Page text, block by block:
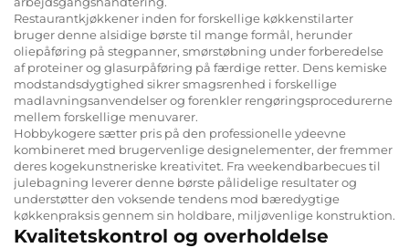
Restaurantkjøkkener inden for forskellige køkkenstilarter
bruger denne alsidige børste til mange formål, herunder
oliepåføring på stegpanner, smørstøbning under forberedelse
af proteiner og glasurpåføring på færdige retter. Dens kemiske
modstandsdygtighed sikrer smagsrenhed i forskellige
madlavningsanvendelser og forenkler rengøringsprocedurerne
mellem forskellige menuvarer.
Hobbykogere sætter pris på den professionelle ydeevne
kombineret med brugervenlige designelementer, der fremmer
deres kogekunstneriske kreativitet. Fra weekendbarbecues til
julebagning leverer denne børste pålidelige resultater og
understøtter den voksende tendens mod bæredygtige
køkkenpraksis gennem sin holdbare, miljøvenlige konstruktion.
Kvalitetskontrol og overholdelse